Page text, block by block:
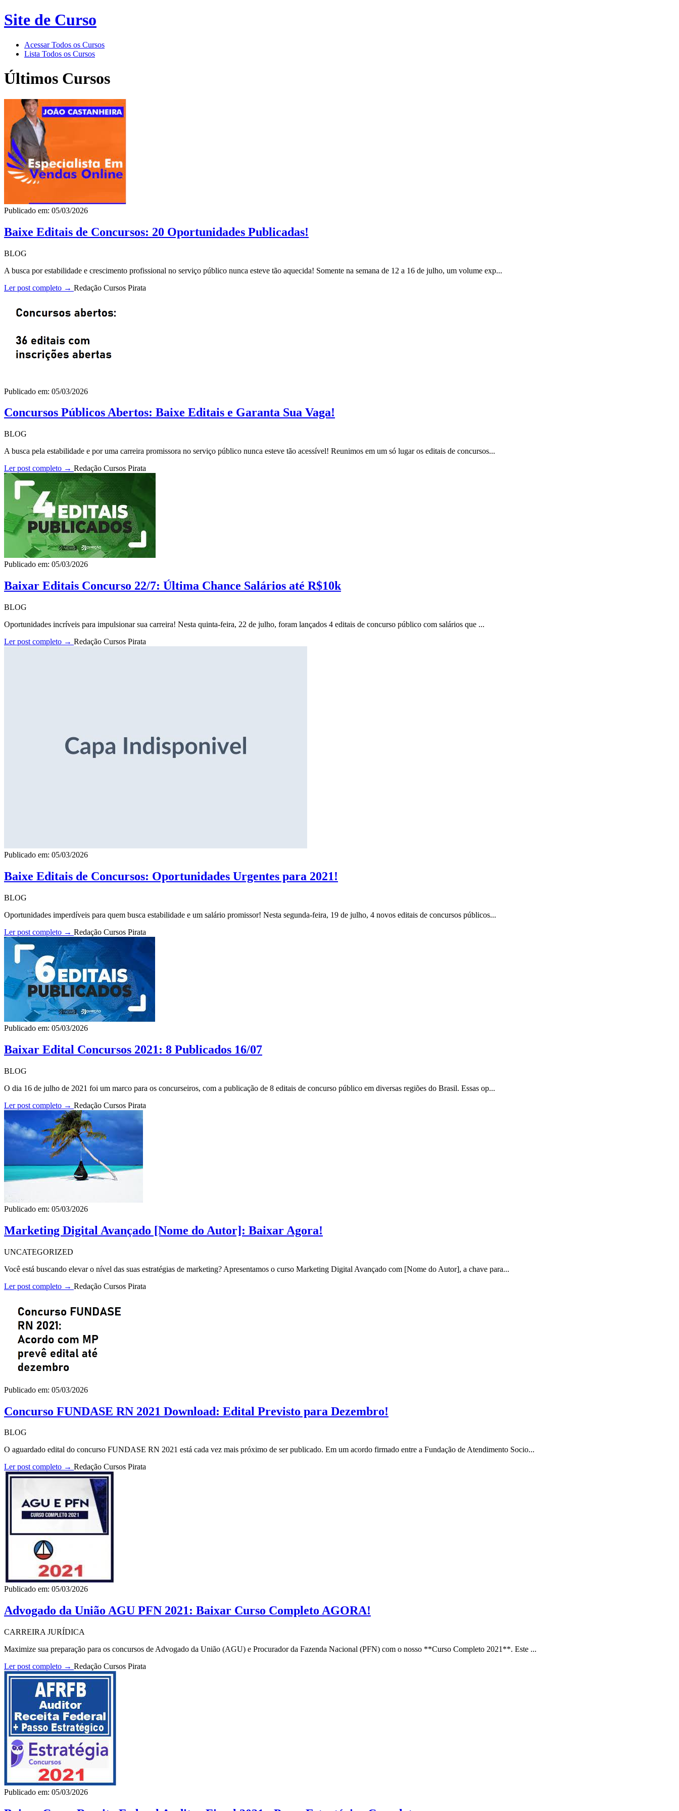
Site de Curso
Acessar Todos os Cursos
Lista Todos os Cursos
Últimos Cursos
Publicado em: 05/03/2026
Baixe Editais de Concursos: 20 Oportunidades Publicadas!
BLOG
A busca por estabilidade e crescimento profissional no serviço público nunca esteve tão aquecida! Somente na semana de 12 a 16 de julho, um volume exp...
Ler post completo → Redação Cursos Pirata
Publicado em: 05/03/2026
Concursos Públicos Abertos: Baixe Editais e Garanta Sua Vaga!
BLOG
A busca pela estabilidade e por uma carreira promissora no serviço público nunca esteve tão acessível! Reunimos em um só lugar os editais de concursos...
Ler post completo → Redação Cursos Pirata
Publicado em: 05/03/2026
Baixar Editais Concurso 22/7: Última Chance Salários até R$10k
BLOG
Oportunidades incríveis para impulsionar sua carreira! Nesta quinta-feira, 22 de julho, foram lançados 4 editais de concurso público com salários que ...
Ler post completo → Redação Cursos Pirata
Publicado em: 05/03/2026
Baixe Editais de Concursos: Oportunidades Urgentes para 2021!
BLOG
Oportunidades imperdíveis para quem busca estabilidade e um salário promissor! Nesta segunda-feira, 19 de julho, 4 novos editais de concursos públicos...
Ler post completo → Redação Cursos Pirata
Publicado em: 05/03/2026
Baixar Edital Concursos 2021: 8 Publicados 16/07
BLOG
O dia 16 de julho de 2021 foi um marco para os concurseiros, com a publicação de 8 editais de concurso público em diversas regiões do Brasil. Essas op...
Ler post completo → Redação Cursos Pirata
Publicado em: 05/03/2026
Marketing Digital Avançado [Nome do Autor]: Baixar Agora!
UNCATEGORIZED
Você está buscando elevar o nível das suas estratégias de marketing? Apresentamos o curso Marketing Digital Avançado com [Nome do Autor], a chave para...
Ler post completo → Redação Cursos Pirata
Publicado em: 05/03/2026
Concurso FUNDASE RN 2021 Download: Edital Previsto para Dezembro!
BLOG
O aguardado edital do concurso FUNDASE RN 2021 está cada vez mais próximo de ser publicado. Em um acordo firmado entre a Fundação de Atendimento Socio...
Ler post completo → Redação Cursos Pirata
Publicado em: 05/03/2026
Advogado da União AGU PFN 2021: Baixar Curso Completo AGORA!
CARREIRA JURÍDICA
Maximize sua preparação para os concursos de Advogado da União (AGU) e Procurador da Fazenda Nacional (PFN) com o nosso **Curso Completo 2021**. Este ...
Ler post completo → Redação Cursos Pirata
Publicado em: 05/03/2026